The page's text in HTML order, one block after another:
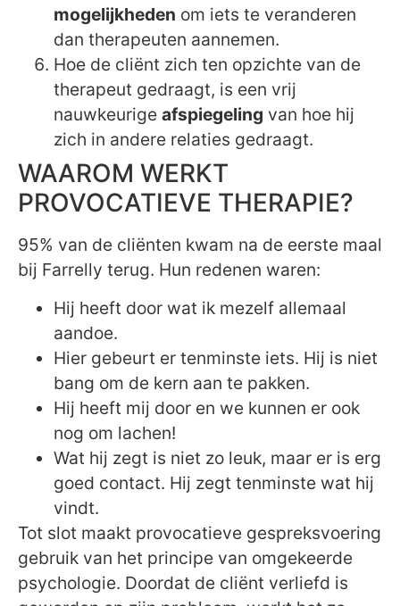
mogelijkheden om iets te veranderen
dan therapeuten aannemen.
Hoe de cliënt zich ten opzichte van de
therapeut gedraagt, is een vrij
nauwkeurige afspiegeling van hoe hij
zich in andere relaties gedraagt.
WAAROM WERKT
PROVOCATIEVE THERAPIE?
95% van de cliënten kwam na de eerste maal
bij Farrelly terug. Hun redenen waren:
Hij heeft door wat ik mezelf allemaal
aandoe.
Hier gebeurt er tenminste iets. Hij is niet
bang om de kern aan te pakken.
Hij heeft mij door en we kunnen er ook
nog om lachen!
Wat hij zegt is niet zo leuk, maar er is erg
goed contact. Hij zegt tenminste wat hij
vindt.
Tot slot maakt provocatieve gespreksvoering
gebruik van het principe van omgekeerde
psychologie. Doordat de cliënt verliefd is